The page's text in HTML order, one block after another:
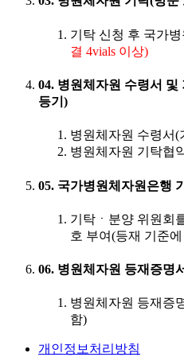
기탁 신청 후 국가
결 4vials 이상)
04. 병원체자원 수령서
등기)
병원체자원 수령서(
병원체자원 기탁협
05. 국가병원체자원은행
기탁ㆍ분양 위원회
호 부여(등재 기준
06. 병원체자원 등재증명
병원체자원 등재증
함)
개인정보처리방침